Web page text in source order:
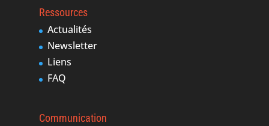
Ressources
Actualités
Newsletter
Liens
FAQ
Communication